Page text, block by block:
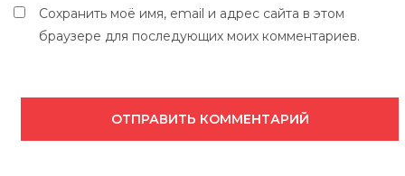
Сохранить моё имя, email и адрес сайта в этом
браузере для последующих моих комментариев.